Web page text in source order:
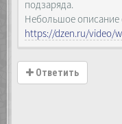
подзаряда.
Небольшое описание
https://dzen.ru/video/
Ответить